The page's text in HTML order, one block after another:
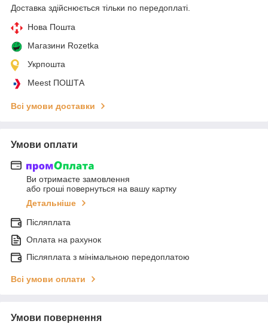
Доставка здійснюється тільки по передоплаті.
Нова Пошта
Магазини Rozetka
Укрпошта
Meest ПОШТА
Всі умови доставки
Умови оплати
Ви отримаєте замовлення
або гроші повернуться на вашу картку
Детальніше
Післяплата
Оплата на рахунок
Післяплата з мінімальною передоплатою
Всі умови оплати
Умови повернення